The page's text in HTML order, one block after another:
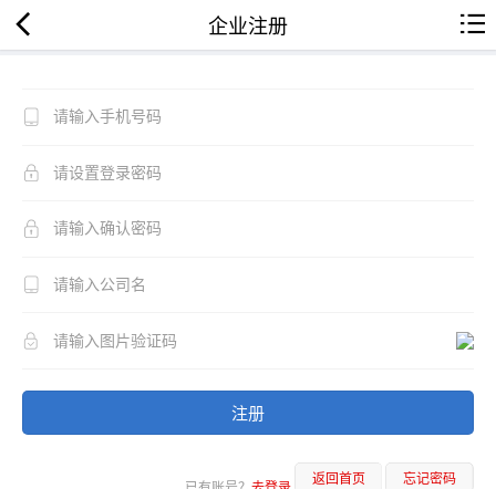
企业注册
注册
返回首页 忘记密码